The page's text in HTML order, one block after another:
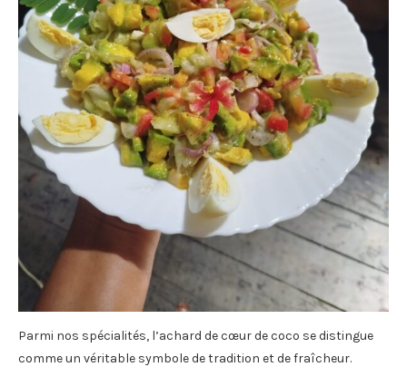
Parmi nos spécialités, l’achard de cœur de coco se distingue
comme un véritable symbole de tradition et de fraîcheur.